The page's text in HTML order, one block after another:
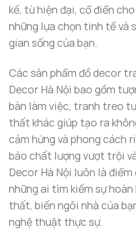
đồ trang trí mà còn là
nghiệm thị giác của
treo tườngtại khu vực
quầy bar sẽ tạo nên điểm
không gian trở nên tinh tế
Làm Đẹp Và Tối Ưu
Khách sạn là nơi đòi hỏi
trang trí. Một chiếc
được đặt trong sảnh chính
không chỉ giúp không gian
mà còn tạo cảm giác
trú cảm thấy thoải mái
kế, từ hiện đại, cổ điển
những lựa chọn tinh tế và
gian sống của bạn.
Các sản phẩm đồ decor
Decor Hà Nội bao gồm
bàn làm việc, tranh treo
thất khác giúp tạo ra
cảm hứng và phong cách
bảo chất lượng vượt trội
Decor Hà Nội luôn là
những ai tìm kiếm sự
thất, biến ngôi nhà của
nghệ thuật thực sự.